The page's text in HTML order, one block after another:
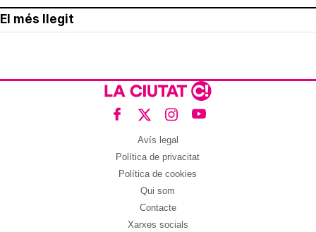
El més llegit
Avís legal
Política de privacitat
Política de cookies
Qui som
Contacte
Xarxes socials